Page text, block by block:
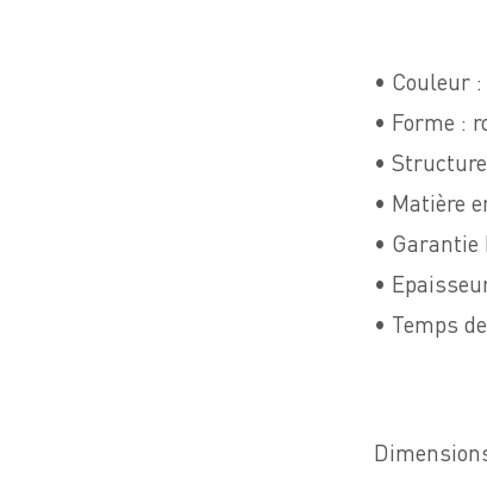
• Couleur :
• Forme :
•
• Matière
• Garantie
•
• Temps